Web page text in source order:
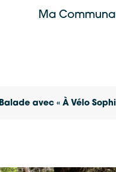
Ma
Balade avec « À Vélo